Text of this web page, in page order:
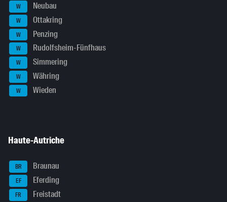
W Neubau
W Ottakring
W Penzing
W Rudolfsheim-Fünfhaus
W Simmering
W Währing
W Wieden
Haute-Autriche
BR Braunau
EF Eferding
FR Freistadt